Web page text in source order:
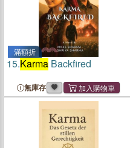
滿額折
15.Karma Backfired
無庫存